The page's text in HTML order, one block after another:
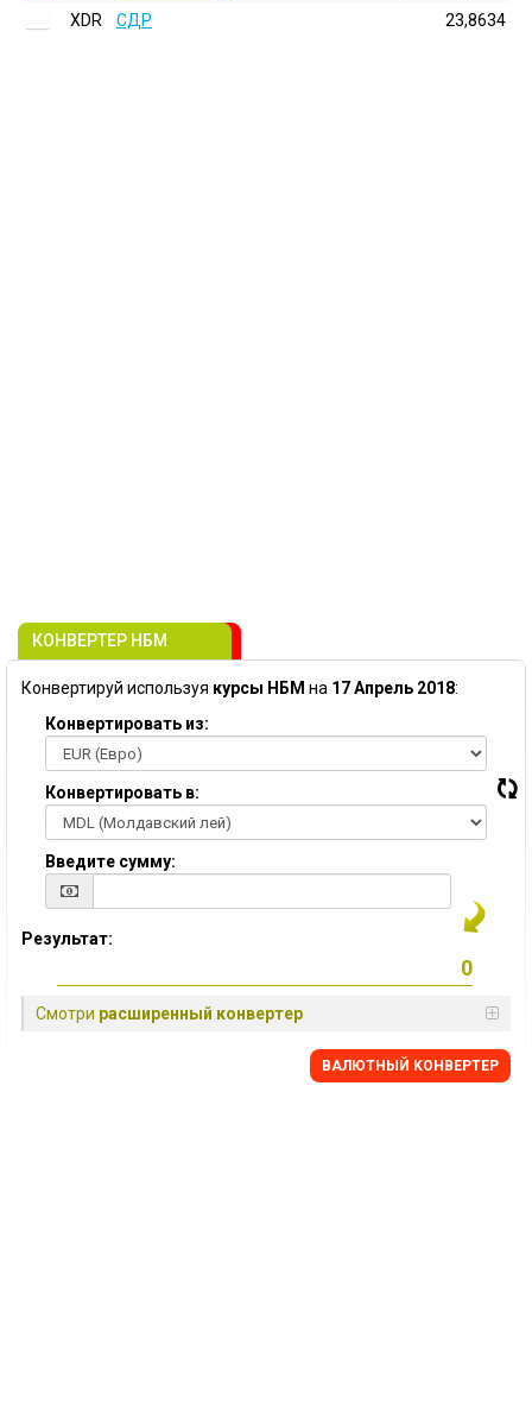
XDR
СДР 23,8634
КОНВЕРТЕР НБМ
Конвертируй используя курсы НБМ на 17 Апрель 2018:
Конвертировать из:
Конвертировать в:
Введите сумму:
Результат:
Смотри расширенный конвертер
BАЛЮТНЫЙ KОНВЕРТЕР